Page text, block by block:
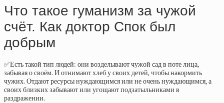
Что такое гуманизм за чужой
счёт. Как доктор Спок был
добрым
✅Есть такой тип людей: они возделывают чужой сад в поте лица,
забывая о своём. И отнимают хлеб у своих детей, чтобы накормить
чужих. Отдают ресурсы нуждающимся или не очень нуждающимся, а
своих близких забывают или угощают подзатыльниками в
раздражении.